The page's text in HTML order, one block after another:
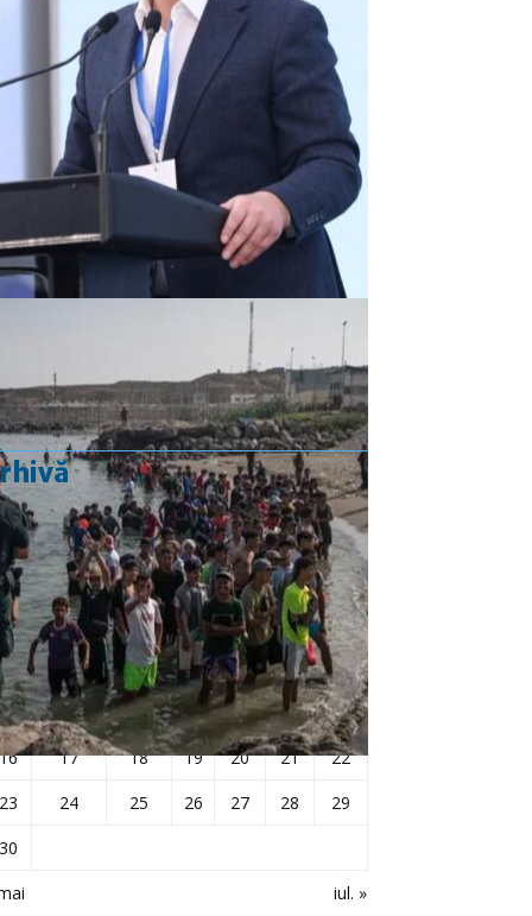
Curs valutar: 06 Aug 2026
EUR
: 5,2513 RON
+0,0024 ▲
USD: 4,5507 RON
+0,0027 ▲
CHF
: 5,6221 RON
+0,0011 ▲
GBP: 6,1236 RON
-0,0008 ▼
Convertor valutar
»
Rezultat:
iunie 2025
L Ma Mi J V S D
iul. »
1
2
3 4 5 6 7
8
9
10 11 12 13 14
15
17 18 19 20 21
22
23
24 25 26 27 28
29
30